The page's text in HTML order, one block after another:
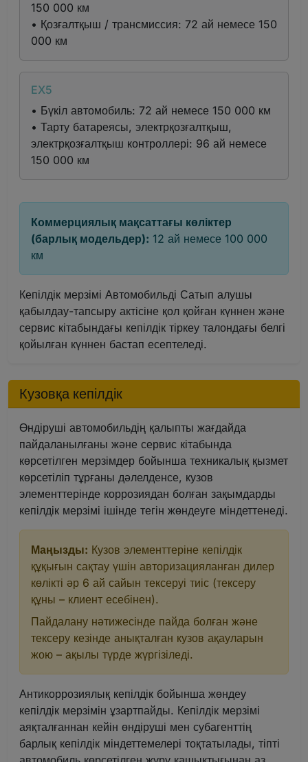
150 000 км
• Қозғалтқыш / трансмиссия: 72 ай немесе 150
000 км
EX5
• Бүкіл автомобиль: 72 ай немесе 150 000 км
• Тарту батареясы, электрқозғалтқыш,
электрқозғалтқыш контроллері: 96 ай немесе
150 000 км
Коммерциялық мақсаттағы көліктер
(барлық модельдер): 12 ай немесе 100 000
км
Кепілдік мерзімі Автомобильді Сатып алушы
қабылдау-тапсыру актісіне қол қойған күннен және
сервис кітабындағы кепілдік тіркеу талондағы белгі
қойылған күннен бастап есептеледі.
Кузовқа кепілдік
Өндіруші автомобильдің қалыпты жағдайда
пайдаланылғаны және сервис кітабында
көрсетілген мерзімдер бойынша техникалық қызмет
көрсетіліп тұрғаны дәлелденсе, кузов
элементтерінде коррозиядан болған зақымдарды
кепілдік мерзімі ішінде тегін жөндеуге міндеттенеді.
Маңызды: Кузов элементтеріне кепілдік
құқығын сақтау үшін авторизацияланған дилер
көлікті әр 6 ай сайын тексеруі тиіс (тексеру
құны – клиент есебінен).
Пайдалану нәтижесінде пайда болған және
тексеру кезінде анықталған кузов ақауларын
жою – ақылы түрде жүргізіледі.
Антикоррозиялық кепілдік бойынша жөндеу
кепілдік мерзімін ұзартпайды. Кепілдік мерзімі
аяқталғаннан кейін өндіруші мен субагенттің
барлық кепілдік міндеттемелері тоқтатылады, тіпті